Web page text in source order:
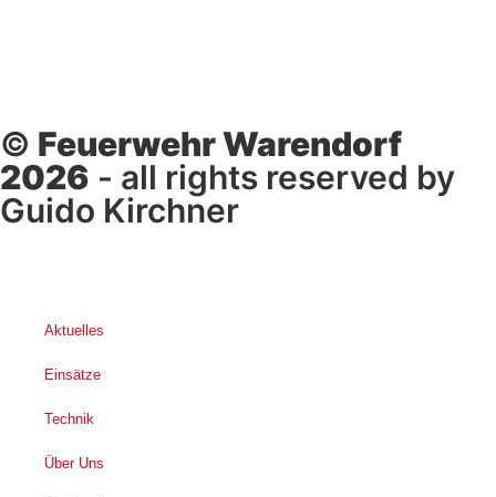
© Feuerwehr Warendorf
2026 - all rights reserved by
Guido Kirchner
Aktuelles
Einsätze
Technik
Über Uns